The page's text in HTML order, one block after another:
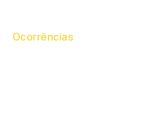
Ocorrências